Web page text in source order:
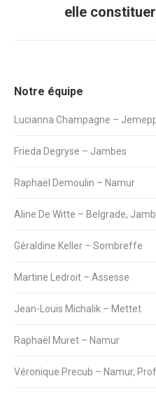
elle
Notre équipe
Lucianna Champagne –
Frieda Degryse – Jambes
Raphaël Demoulin – Namur
Aline De Witte – Belgrade,
Géraldine Keller – Sombreffe
Martine Ledroit – Assesse
Jean-Louis Michalik – Mettet
Raphaël Muret – Namur
Véronique Precub – Namur,